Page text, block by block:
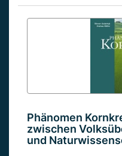
Phänomen
zwischen
und